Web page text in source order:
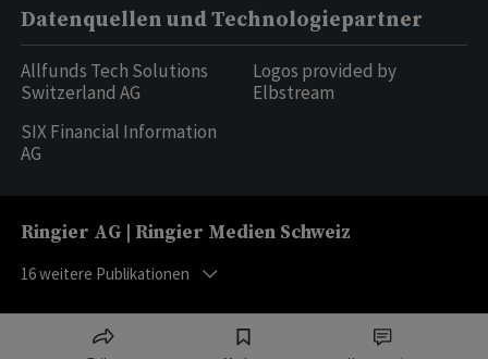
Datenquellen und Technologiepartner
Allfunds Tech Solutions
Switzerland AG
SIX Financial Information
AG
Logos provided by
Elbstream
Ringier AG | Ringier Medien Schweiz
16weitere Publikationen